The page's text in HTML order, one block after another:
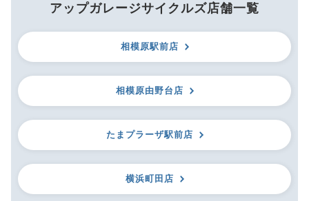
アップガレージサイクルズ店舗一覧
相模原駅前店
相模原由野台店
たまプラーザ駅前店
横浜町田店